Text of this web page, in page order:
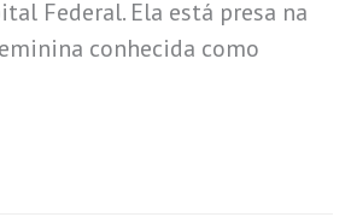
Federal. Ela está presa na
conhecida como